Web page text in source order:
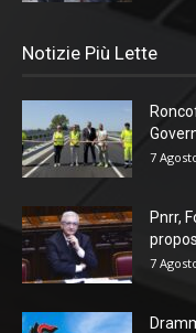
Notizie Più Lette
7
Pnrr,
7